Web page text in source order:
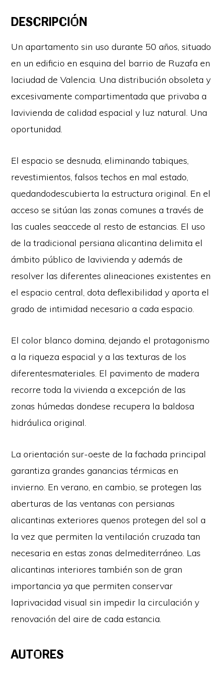
DESCRIPCIÓN
Un apartamento sin uso durante 50 años, situado
en un edificio en esquina del barrio de Ruzafa en
laciudad de Valencia. Una distribución obsoleta y
excesivamente compartimentada que privaba a
lavivienda de calidad espacial y luz natural. Una
oportunidad.
El espacio se desnuda, eliminando tabiques,
revestimientos, falsos techos en mal estado,
quedandodescubierta la estructura original. En el
acceso se sitúan las zonas comunes a través de
las cuales seaccede al resto de estancias. El uso
de la tradicional persiana alicantina delimita el
ámbito público de lavivienda y además de
resolver las diferentes alineaciones existentes en
el espacio central, dota deflexibilidad y aporta el
grado de intimidad necesario a cada espacio.
El color blanco domina, dejando el protagonismo
a la riqueza espacial y a las texturas de los
diferentesmateriales. El pavimento de madera
recorre toda la vivienda a excepción de las
zonas húmedas dondese recupera la baldosa
hidráulica original.
La orientación sur-oeste de la fachada principal
garantiza grandes ganancias térmicas en
invierno. En verano, en cambio, se protegen las
aberturas de las ventanas con persianas
alicantinas exteriores quenos protegen del sol a
la vez que permiten la ventilación cruzada tan
necesaria en estas zonas delmediterráneo. Las
alicantinas interiores también son de gran
importancia ya que permiten conservar
laprivacidad visual sin impedir la circulación y
renovación del aire de cada estancia.
AUTORES